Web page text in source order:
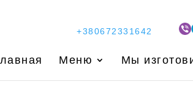
+380672331642
Меню Мы